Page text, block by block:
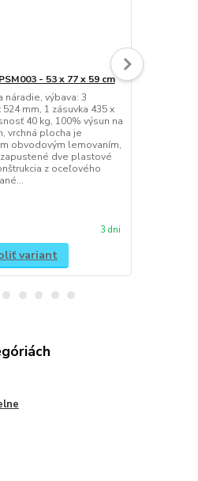
- 53 x 77 x 59 cm
náradie, výbava: 3
524 mm, 1 zásuvka 435 x
40 kg, 100% výsun na
vrchná plocha je
obvodovým lemovaním,
dve plastové
z oceľového
3 dni
variant
Sada